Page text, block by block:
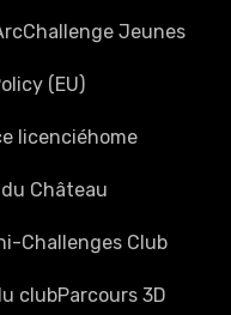
Challenge Jeunes
(EU)
licenciéhome
Château
Challenges Club
clubParcours 3D